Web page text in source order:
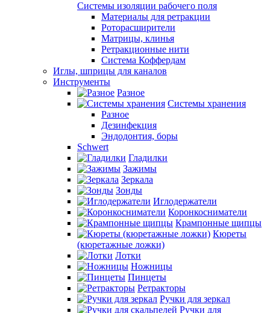
Системы изоляции рабочего поля
Материалы для ретракции
Роторасширители
Матрицы, клинья
Ретракционные нити
Система Коффердам
Иглы, шприцы для каналов
Инструменты
Разное
Системы хранения
Разное
Дезинфекция
Эндодонтия, боры
Schwert
Гладилки
Зажимы
Зеркала
Зонды
Иглодержатели
Коронкосниматели
Крампонные щипцы
Кюреты
(кюретажные ложки)
Лотки
Ножницы
Пинцеты
Ретракторы
Ручки для зеркал
Ручки для